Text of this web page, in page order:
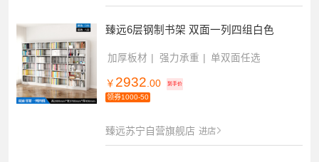
臻远6层钢制书架 双面一列四组白色
加厚板材 强力承重 单双面任选
￥ 2932.00 到手价
领券1000-50
臻远苏宁自营旗舰店 进店